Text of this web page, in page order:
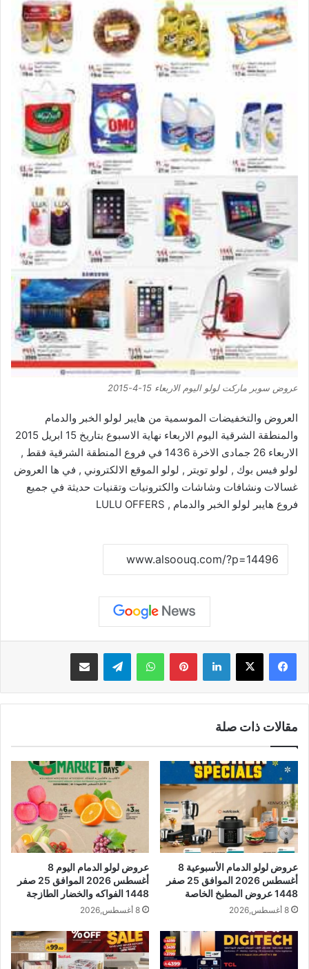
عروض سوبر ماركت لولو اليوم الاربعاء 15-4-2015
العروض والتخفيضات الموسمية من هايبر لولو الخبر والدمام
والمنطقة الشرقية اليوم الاربعاء نهاية الاسبوع بتاريخ 15 ابريل 2015
الاربعاء 26 جمادى الاخرة 1436 في فروع المنطقة الشرقية فقط ,
لولو فيس بوك , لولو تويتر , لولو الموقع الالكتروني , في ها العروض
غسالات ونشافات وشاشات والكترونيات وتقنيات حديثة في جميع
فروع هايبر لولو الخبر والدمام , LULU OFFERS
لينكدإن بينتيريستواتساب تيلقرام مشاركة عبر البريد
مقالات ذات صلة
عروض لولو الدمام الأسبوعية 8
أغسطس 2026 الموافق 25 صفر
1448 عروض المطبخ الخاصة
8 أغسطس,2026
عروض لولو الدمام اليوم 8
أغسطس 2026 الموافق 25 صفر
1448 الفواكه والخضار الطازجة
8 أغسطس,2026